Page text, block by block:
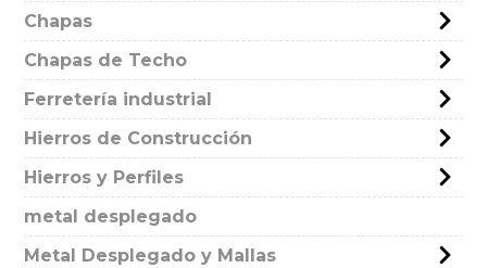
Chapas
Chapas de Techo
Ferretería industrial
Hierros de Construcción
Hierros y Perfiles
metal desplegado
Metal Desplegado y Mallas